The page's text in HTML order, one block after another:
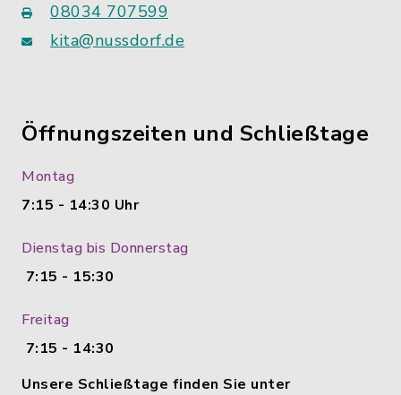
08034 707599
kita@nussdorf.de
Öffnungszeiten und Schließtage
Montag
7:15 - 14:30 Uhr
Dienstag bis Donnerstag
7:15 - 15:30
Freitag
7:15 - 14:30
Unsere Schließtage finden Sie unter